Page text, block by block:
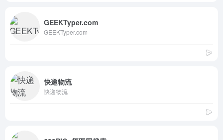
GEEKTyper.com
GEEKTyper.com
快递物流
快递物流